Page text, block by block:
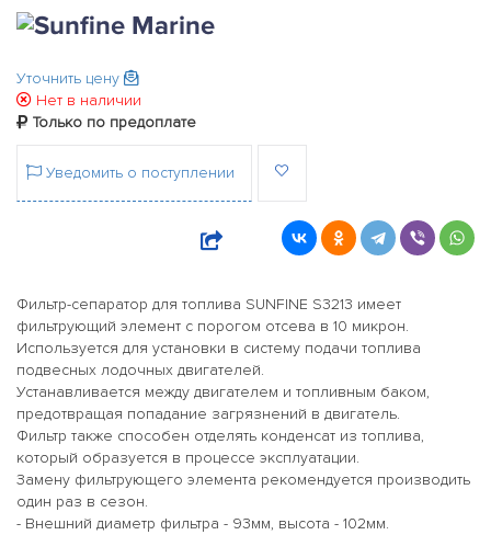
Уточнить цену
Нет в наличии
Только по предоплате
Уведомить о поступлении
Фильтр-сепаратор для топлива SUNFINE S3213 имеет
фильтрующий элемент с порогом отсева в 10 микрон.
Используется для установки в систему подачи топлива
подвесных лодочных двигателей.
Устанавливается между двигателем и топливным баком,
предотвращая попадание загрязнений в двигатель.
Фильтр также способен отделять конденсат из топлива,
который образуется в процессе эксплуатации.
Замену фильтрующего элемента рекомендуется производить
один раз в сезон.
- Внешний диаметр фильтра - 93мм, высота - 102мм.